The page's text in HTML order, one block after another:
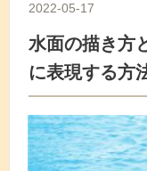
2022-05-17
水面の描き方
に表現する方